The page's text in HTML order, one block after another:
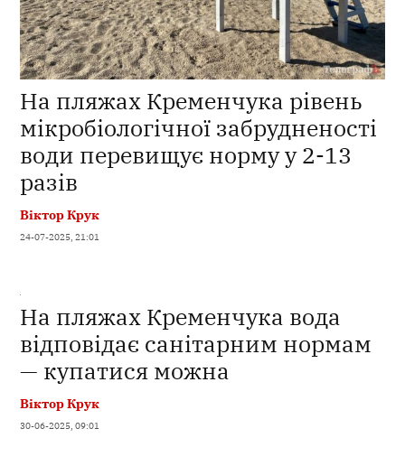
На пляжах Кременчука рівень
мікробіологічної забрудненості
води перевищує норму у 2-13
разів
Віктор Крук
24-07-2025, 21:01
На пляжах Кременчука вода
відповідає санітарним нормам
— купатися можна
Віктор Крук
30-06-2025, 09:01